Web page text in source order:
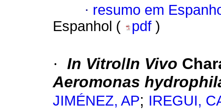
· resumo em
Espanhol (
pdf )
· In Vitro/In Vivo
Aeromonas
JIMÉNEZ, AP; IREGUI,